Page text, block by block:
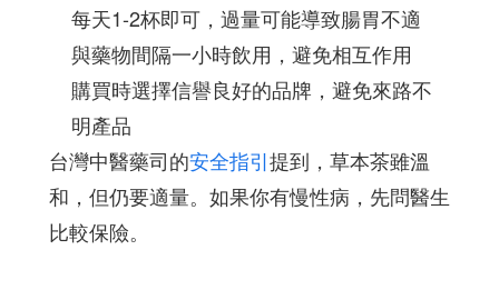
每天1-2杯即可，過量可能導致腸胃不適
與藥物間隔一小時飲用，避免相互作用
購買時選擇信譽良好的品牌，避免來路不
明產品
台灣中醫藥司的安全指引提到，草本茶雖溫
和，但仍要適量。如果你有慢性病，先問醫生
比較保險。